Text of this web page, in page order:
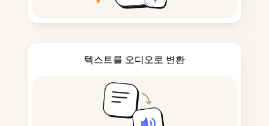
텍스트를 오디오로 변환